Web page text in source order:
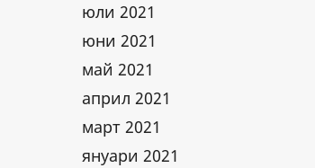
юли 2021
юни 2021
май 2021
април 2021
март 2021
януари 2021